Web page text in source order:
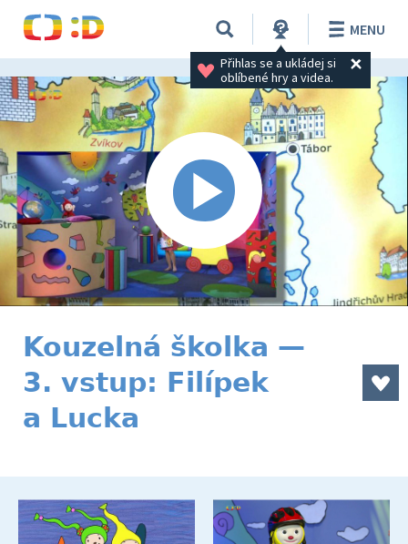
Přihlas se a ukládej si
oblíbené hry a videa.
MENU
Kouzelná školka —
3. vstup: Filípek
a Lucka